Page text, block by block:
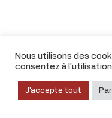
Nous utilisons des
consentez à
J'accepte tout